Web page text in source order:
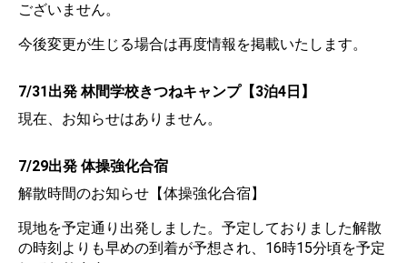
ございません。
今後変更が生じる場合は再度情報を掲載いたします。
7/31出発 林間学校きつねキャンプ【3泊4日】
現在、お知らせはありません。
7/29出発 体操強化合宿
解散時間のお知らせ【体操強化合宿】
現地を予定通り出発しました。予定しておりました解散
の時刻よりも早めの到着が予想され、16時15分頃を予定